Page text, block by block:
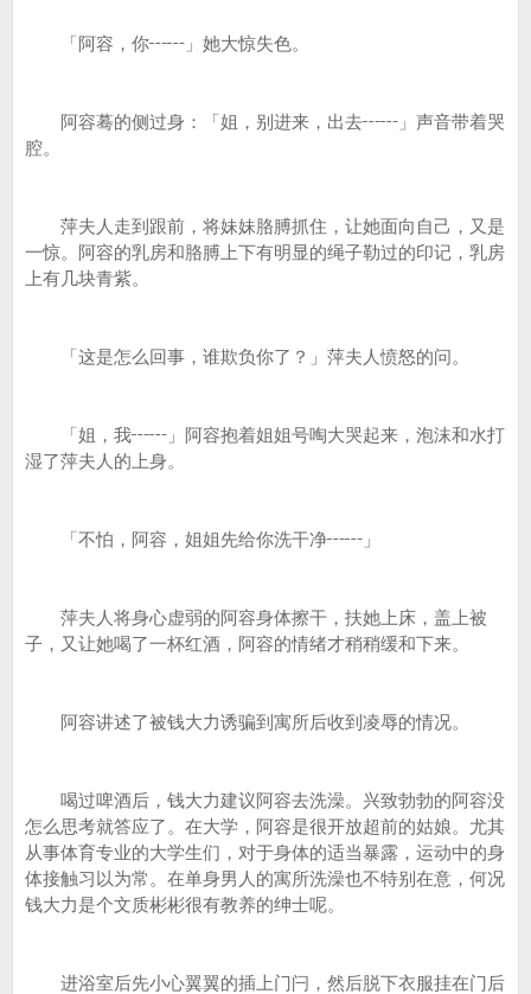
「阿容，你┅┅」她大惊失色。
阿容蓦的侧过身：「姐，别进来，出去┅┅」声音带着哭
腔。
萍夫人走到跟前，将妹妹胳膊抓住，让她面向自己，又是
一惊。阿容的乳房和胳膊上下有明显的绳子勒过的印记，乳房
上有几块青紫。
「这是怎么回事，谁欺负你了？」萍夫人愤怒的问。
「姐，我┅┅」阿容抱着姐姐号啕大哭起来，泡沫和水打
湿了萍夫人的上身。
「不怕，阿容，姐姐先给你洗干净┅┅」
萍夫人将身心虚弱的阿容身体擦干，扶她上床，盖上被
子，又让她喝了一杯红酒，阿容的情绪才稍稍缓和下来。
阿容讲述了被钱大力诱骗到寓所后收到凌辱的情况。
喝过啤酒后，钱大力建议阿容去洗澡。兴致勃勃的阿容没
怎么思考就答应了。在大学，阿容是很开放超前的姑娘。尤其
从事体育专业的大学生们，对于身体的适当暴露，运动中的身
体接触习以为常。在单身男人的寓所洗澡也不特别在意，何况
钱大力是个文质彬彬很有教养的绅士呢。
进浴室后先小心翼翼的插上门闩，然后脱下衣服挂在门后